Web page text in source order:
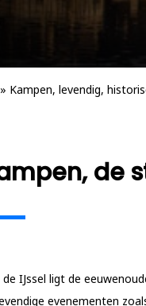
» Kampen, levendig,
de
de IJssel ligt de
evenementen